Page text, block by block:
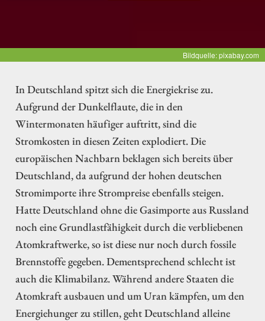
Bildquelle: pixabay.com
In Deutschland spitzt sich die Energiekrise zu.
Aufgrund der Dunkelflaute, die in den
Wintermonaten häufiger auftritt, sind die
Stromkosten in diesen Zeiten explodiert. Die
europäischen Nachbarn beklagen sich bereits über
Deutschland, da aufgrund der hohen deutschen
Stromimporte ihre Strompreise ebenfalls steigen.
Hatte Deutschland ohne die Gasimporte aus Russland
noch eine Grundlastfähigkeit durch die verbliebenen
Atomkraftwerke, so ist diese nur noch durch fossile
Brennstoffe gegeben. Dementsprechend schlecht ist
auch die Klimabilanz. Während andere Staaten die
Atomkraft ausbauen und um Uran kämpfen, um den
Energiehunger zu stillen, geht Deutschland alleine